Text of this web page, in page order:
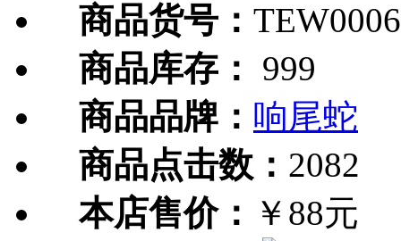
商品货号：
商品库存：
999
商品品牌： 响尾蛇
商品点击数： 2082
本店售价： ￥88元